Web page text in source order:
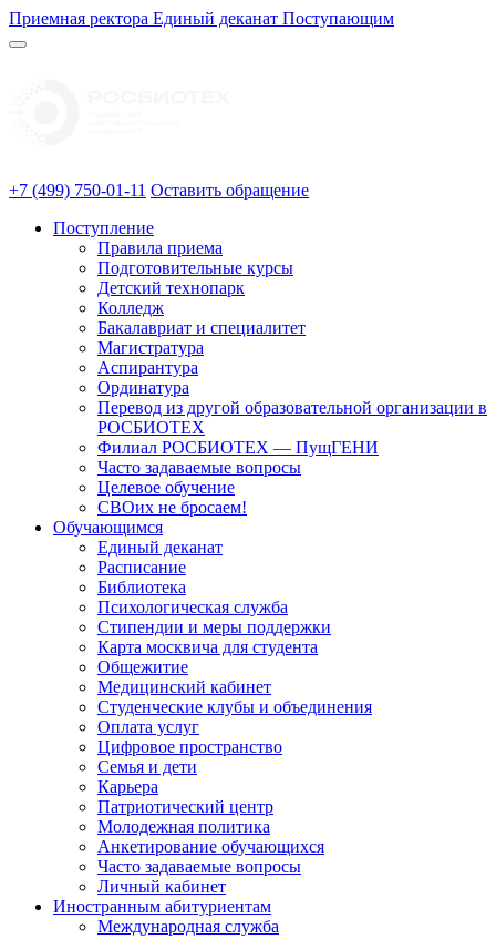
Приемная ректора Единый деканат Поступающим
+7 (499) 750-01-11 Оставить обращение
Поступление
Правила приема
Подготовительные курсы
Детский технопарк
Колледж
Бакалавриат и специалитет
Магистратура
Аспирантура
Ординатура
Перевод из другой образовательной организации в
РОСБИОТЕХ
Филиал РОСБИОТЕХ — ПущГЕНИ
Часто задаваемые вопросы
Целевое обучение
СВОих не бросаем!
Обучающимся
Единый деканат
Расписание
Библиотека
Психологическая служба
Стипендии и меры поддержки
Карта москвича для студента
Общежитие
Медицинский кабинет
Студенческие клубы и объединения
Оплата услуг
Цифровое пространство
Семья и дети
Карьера
Патриотический центр
Молодежная политика
Анкетирование обучающихся
Часто задаваемые вопросы
Личный кабинет
Иностранным абитуриентам
Международная служба